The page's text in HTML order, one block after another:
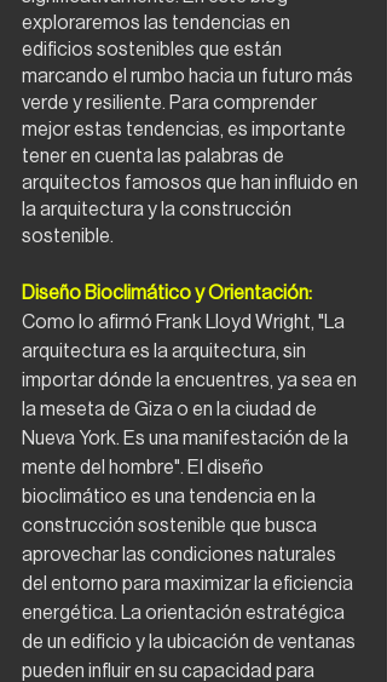
exploraremos las tendencias en
edificios sostenibles que están
marcando el rumbo hacia un futuro más
verde y resiliente. Para comprender
mejor estas tendencias, es importante
tener en cuenta las palabras de
arquitectos famosos que han influido en
la arquitectura y la construcción
sostenible.
Diseño Bioclimático y Orientación:
Como lo afirmó Frank Lloyd Wright, "La
arquitectura es la arquitectura, sin
importar dónde la encuentres, ya sea en
la meseta de Giza o en la ciudad de
Nueva York. Es una manifestación de la
mente del hombre". El diseño
bioclimático es una tendencia en la
construcción sostenible que busca
aprovechar las condiciones naturales
del entorno para maximizar la eficiencia
energética. La orientación estratégica
de un edificio y la ubicación de ventanas
pueden influir en su capacidad para